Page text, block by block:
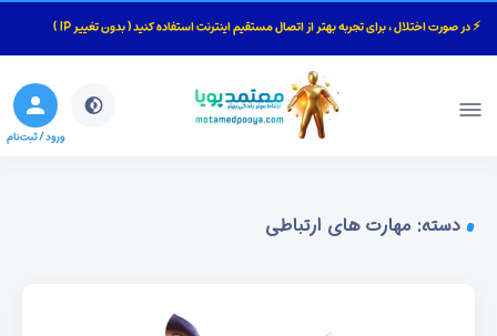
⚡ در صورت اختلال ، برای تجربه بهتر از اتصال مستقیم اینترنت استفاده کنید ( بدون تغییر IP )
ورود / ثبت‌نام
جستجو
دسته: مهارت های ارتباطی
بستن